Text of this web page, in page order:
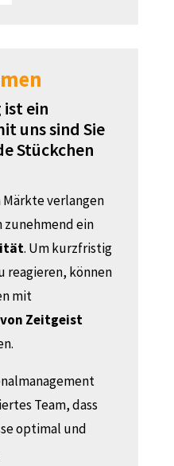
ein
uns sind Sie
Stückchen
Märkte verlangen
zunehmend ein
. Um kurzfristig
reagieren, können
mit
Zeitgeist
Team, dass
optimal und